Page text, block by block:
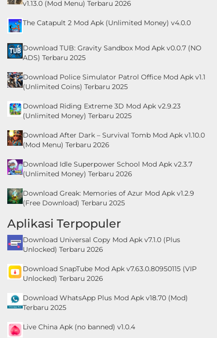
Parenting
Personalisasi
Personalization
Photography
Productivity
Shopping
Sport
Sports
Tools
Travel
Local
Video
Players
&
v1.13.0 (Mod Menu) Terbaru 2026
The Catapult 2 Mod Apk (Unlimited Money) v4.0.0
Download TUB: Gravity Sandbox Mod Apk v0.0.7 (NO
ADS) Terbaru 2025
Download Police Simulator Patrol Office Mod Apk v1.1
(Unlimited Coins) Terbaru 2025
Download Riding Extreme 3D Mod Apk v2.9.23
(Unlimited Money) Terbaru 2025
Download After Dark – Survival Tomb Mod Apk v1.10.0
(Mod Menu) Terbaru 2026
Download Idle Superpower School Mod Apk v2.3.7
(Unlimited Money) Terbaru 2026
Download Greak: Memories of Azur Mod Apk v1.2.9
(Free Download) Terbaru 2025
Aplikasi Terpopuler
Download Universal Copy Mod Apk v7.1.0 (Plus
Unlocked) Terbaru 2026
Download SnapTube Mod Apk v7.63.0.80950115 (VIP
Unlocked) Terbaru 2026
Download WhatsApp Plus Mod Apk v18.70 (Mod)
Terbaru 2025
Live China Apk (no banned) v1.0.4